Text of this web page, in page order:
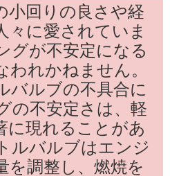
小回りの良さや経
々に愛されていま
グが不安定になる
われかねません。
バルブの不具合に
の不安定さは、軽
に現れることがあ
ルバルブはエンジ
を調整し、燃焼を